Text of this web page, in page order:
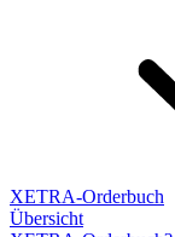
XETRA-Orderbuch
Übersicht